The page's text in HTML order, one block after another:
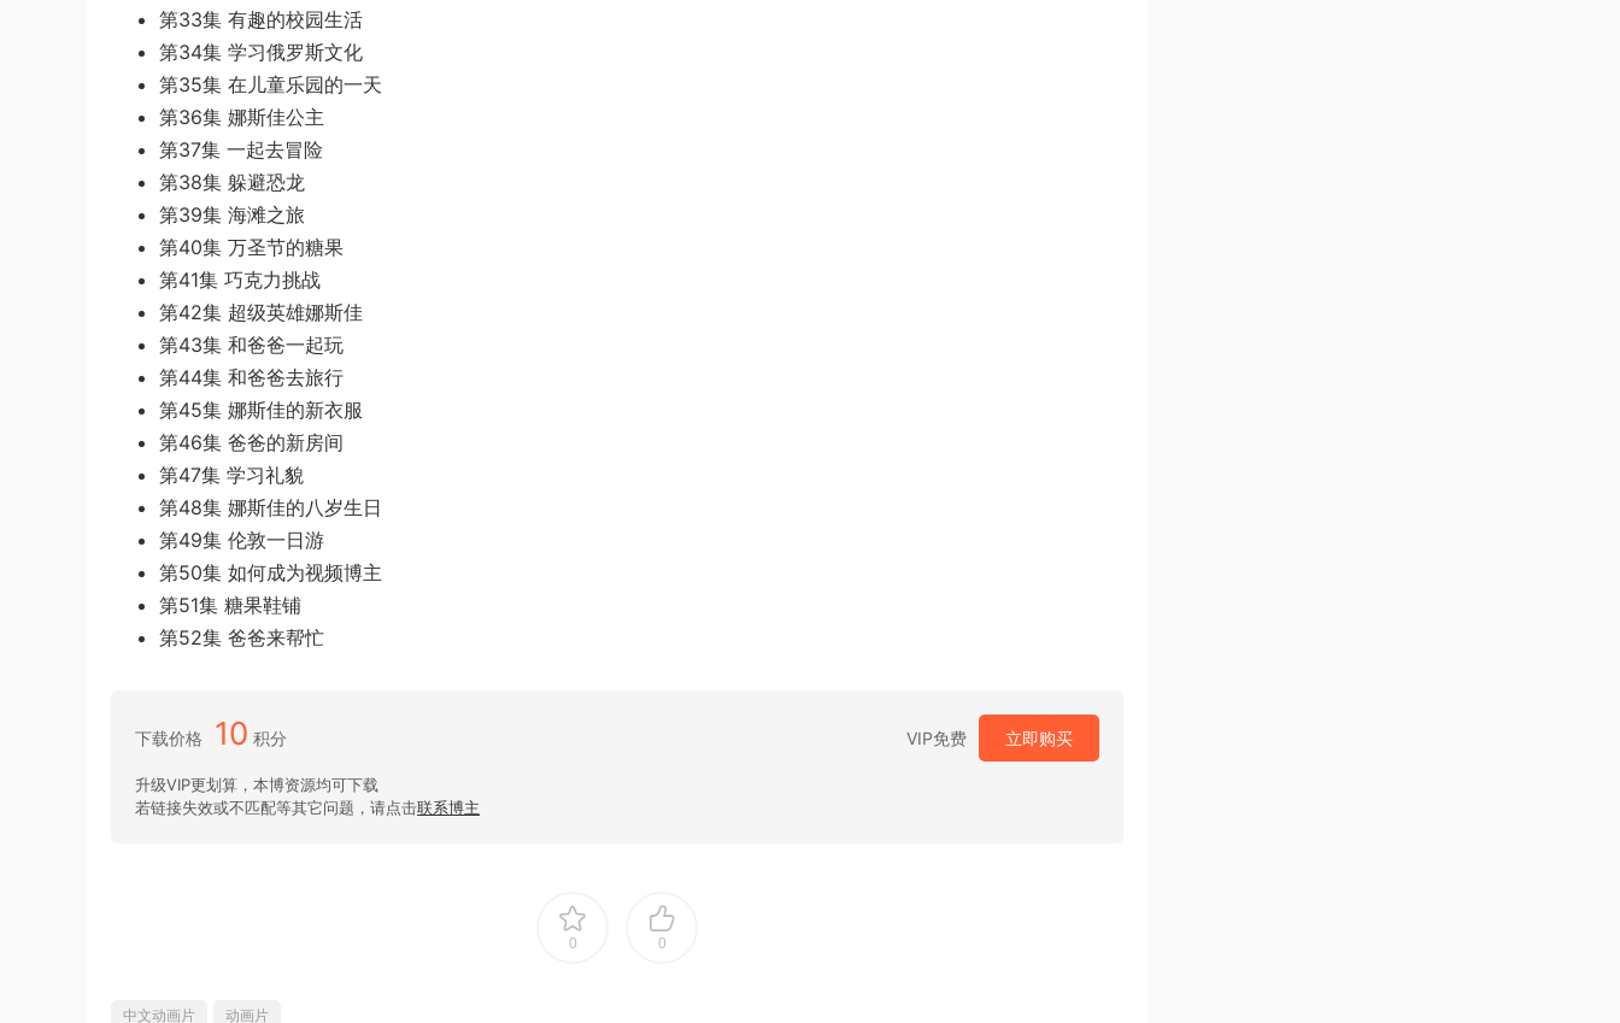
第33集 有趣的校园生活
第34集 学习俄罗斯文化
第35集 在儿童乐园的一天
第36集 娜斯佳公主
第37集 一起去冒险
第38集 躲避恐龙
第39集 海滩之旅
第40集 万圣节的糖果
第41集 巧克力挑战
第42集 超级英雄娜斯佳
第43集 和爸爸一起玩
第44集 和爸爸去旅行
第45集 娜斯佳的新衣服
第46集 爸爸的新房间
第47集 学习礼貌
第48集 娜斯佳的八岁生日
第49集 伦敦一日游
第50集 如何成为视频博主
第51集 糖果鞋铺
第52集 爸爸来帮忙
下载价格 10 积分 VIP免费 立即购买
升级VIP更划算，本博资源均可下载
若链接失效或不匹配等其它问题，请点击联系博主
0 0
中文动画片 动画片